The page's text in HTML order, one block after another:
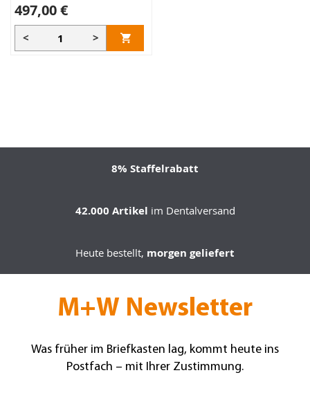
497,00 €
< >
8% Staffelrabatt
42.000 Artikel im Dentalversand
Heute bestellt, morgen geliefert
M+W Newsletter
Was früher im Briefkasten lag, kommt heute ins
Postfach – mit Ihrer Zustimmung.